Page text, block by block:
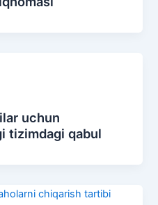
uchun
tizimdagi qabul